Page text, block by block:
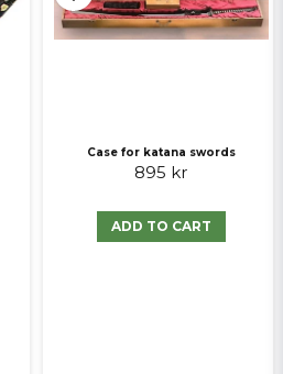
Case for katana swords
895 kr
ADD TO CART